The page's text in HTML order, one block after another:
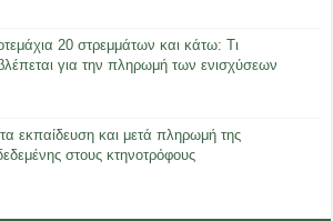
20 στρεμμάτων και κάτω: Τι
για την πληρωμή των ενισχύσεων
εκπαίδευση και μετά πληρωμή της
στους κτηνοτρόφους